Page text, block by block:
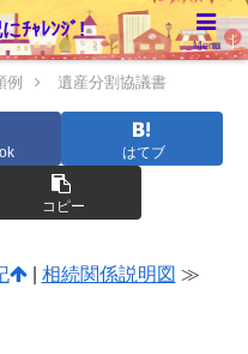
例 遺産分割協議書
はてブ
コピー
| 相続関係説明図 ≫
ﾁｬﾚﾝｼﾞ!
Menu